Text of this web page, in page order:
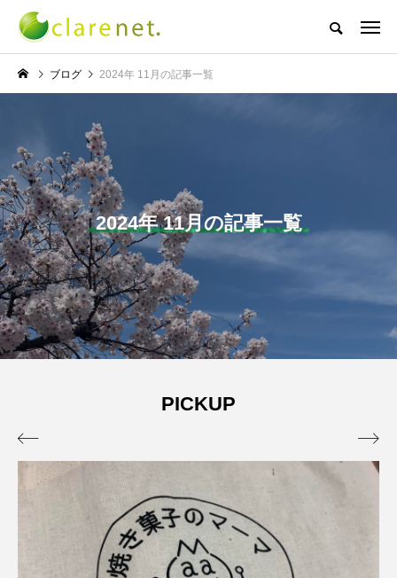
株式会社クレアネットの代表取締役ブログ
NEW POST
TECH BLOG
エレベーター広告とか
admin
W杯の優勝を目指す日
ブログ 2024年 11月の記事一覧
2024年 11月の記事一覧
PICKUP
 